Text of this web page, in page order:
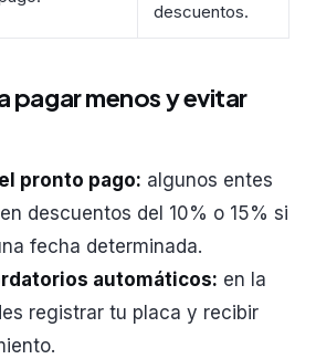
descuentos.
pagar menos y evitar
pronto pago: algunos entes
descuentos del 10% o 15% si
fecha determinada.
automáticos: en la
registrar tu placa y recibir